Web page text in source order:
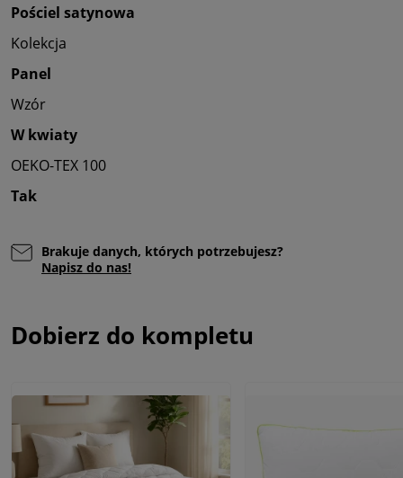
Pościel satynowa
Kolekcja
Panel
Wzór
W kwiaty
OEKO-TEX 100
Tak
Brakuje danych, których potrzebujesz?
Napisz do nas!
Dobierz do kompletu